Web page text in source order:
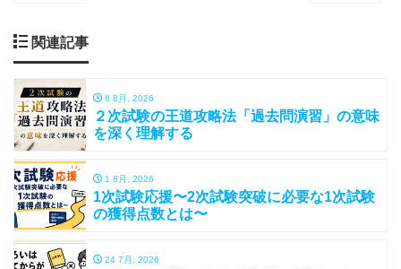
関連記事
6 8月, 2026
２次試験の王道攻略法「過去問演習」の意味
を深く理解する
1 8月, 2026
1次試験応援〜2次試験突破に必要な1次試験
の獲得点数とは〜
24 7月, 2026